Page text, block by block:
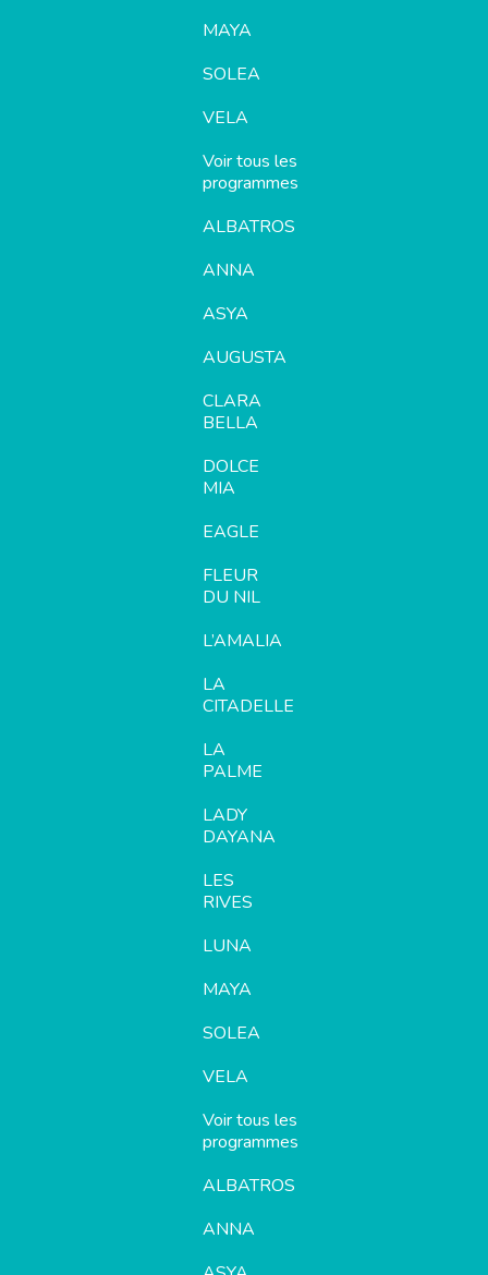
MAYA
SOLEA
VELA
Voir tous les
programmes
ALBATROS
ANNA
ASYA
AUGUSTA
CLARA
BELLA
DOLCE
MIA
EAGLE
FLEUR
DU NIL
L’AMALIA
LA
CITADELLE
LA
PALME
LADY
DAYANA
LES
RIVES
LUNA
MAYA
SOLEA
VELA
Voir tous les
programmes
ALBATROS
ANNA